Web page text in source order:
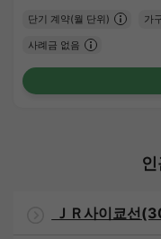
단기 계약(월 단위) 가
사례금 없음
ＪＲ사이쿄선